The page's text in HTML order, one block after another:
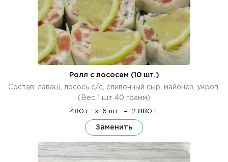
Ролл с лососем (10 шт.)
Состав: лаваш, лосось с/с, сливочный сыр, майонез, укроп.
(Вес 1 шт 40 грамм)
480 г. x 6 шт. = 2 880 г.
Заменить